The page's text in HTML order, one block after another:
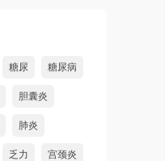
糖尿 糖尿病
胆囊炎
肺炎
乏力 宫颈炎